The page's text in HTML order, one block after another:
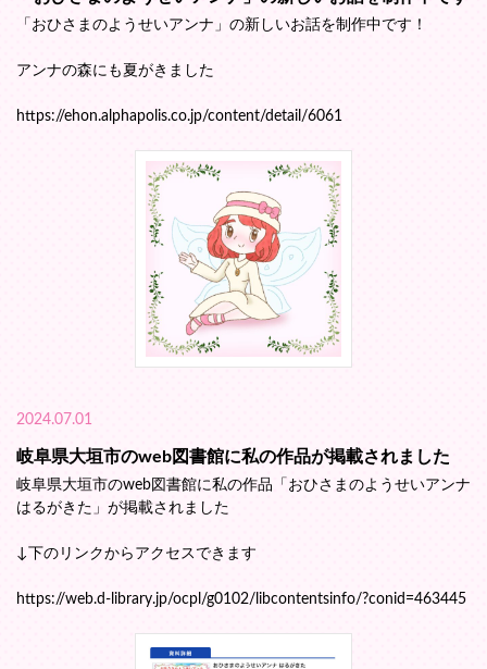
「おひさまのようせいアンナ」の新しいお話を制作中です！
アンナの森にも夏がきました
https://ehon.alphapolis.co.jp/content/detail/6061
2024.07.01
岐阜県大垣市のweb図書館に私の作品が掲載されました
岐阜県大垣市のweb図書館に私の作品「おひさまのようせいアンナ
はるがきた」が掲載されました
↓下のリンクからアクセスできます
https://web.d-library.jp/ocpl/g0102/libcontentsinfo/?conid=463445